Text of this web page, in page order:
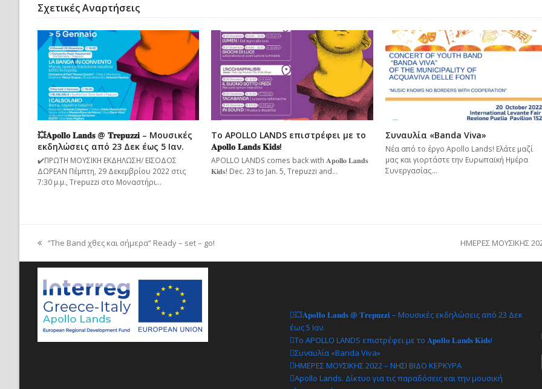
Σχετικές Αναρτήσεις
💥𝐀𝐩𝐨𝐥𝐥𝐨 𝐋𝐚𝐧𝐝𝐬 @ 𝐓𝐫𝐞𝐩𝐮𝐳𝐳𝐢 – Μουσικές
εκδηλώσεις από 23 Δεκ έως 5 Ιαν.
✔️ΠΡΩΤΗ ΜΟΥΣΙΚΗ ΕΚΔΗΛΩΣΗ/ ΕΙΣΟΔΟΣ
ΔΩΡΕΑΝ Πέμπτη, 29 Δεκεμβρίου 2022 στις
7:30 μ.μ., Trepuzzi στο Μοναστήρι…
Το APOLLO LANDS επιστρέφει με το
𝐀𝐩𝐨𝐥𝐥𝐨 𝐋𝐚𝐧𝐝𝐬 𝐊𝐢𝐝𝐬!
APOLLO LANDS comes back with 𝐀𝐩𝐨𝐥𝐥𝐨 𝐋𝐚𝐧𝐝𝐬
𝐊𝐢𝐝𝐬! Dec. 23 to Jan. 5, Trepuzzi and…
Συναυλία «Banda Viva»
Νέα από το έργο Apollo Lands! Ελάτε μαζί
μας και γιορτάστε την Ευρωπαϊκή Ημέρα
Συνεργασίας…
previous
post:
“The Band χθες και σήμερα” Ready – set – go!
next
post:
ΗΜΕΡΕΣ ΜΟΥΣΙΚΗΣ
💥𝐀𝐩𝐨𝐥𝐥𝐨 𝐋𝐚𝐧𝐝𝐬 @ 𝐓𝐫𝐞𝐩𝐮𝐳𝐳𝐢 – Μουσικές εκδηλώσεις από 23 Δεκ
έως 5 Ιαν.
Το APOLLO LANDS επιστρέφει με το 𝐀𝐩𝐨𝐥𝐥𝐨 𝐋𝐚𝐧𝐝𝐬 𝐊𝐢𝐝𝐬!
Συναυλία «Banda Viva»
ΗΜΕΡΕΣ ΜΟΥΣΙΚΗΣ 2022 – ΝΗΣΙ ΒΙΔΟ ΚΕΡΚΥΡΑ
Apollo Lands. Δίκτυο για τις παραδόσεις και την μουσική